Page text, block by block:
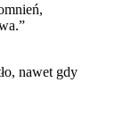
nawet gdy